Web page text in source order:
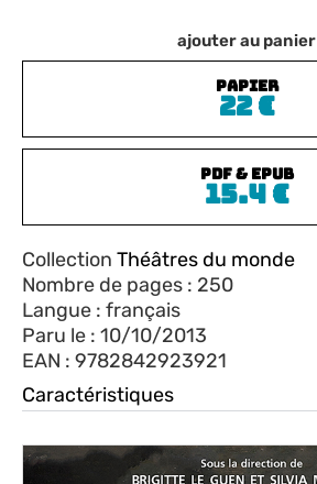
ajouter au panier
PAPIER
22€
PDF & EPUB
15.4€
Collection Théâtres du monde
Nombre de pages : 250
Langue : français
Paru le : 10/10/2013
EAN : 9782842923921
Caractéristiques